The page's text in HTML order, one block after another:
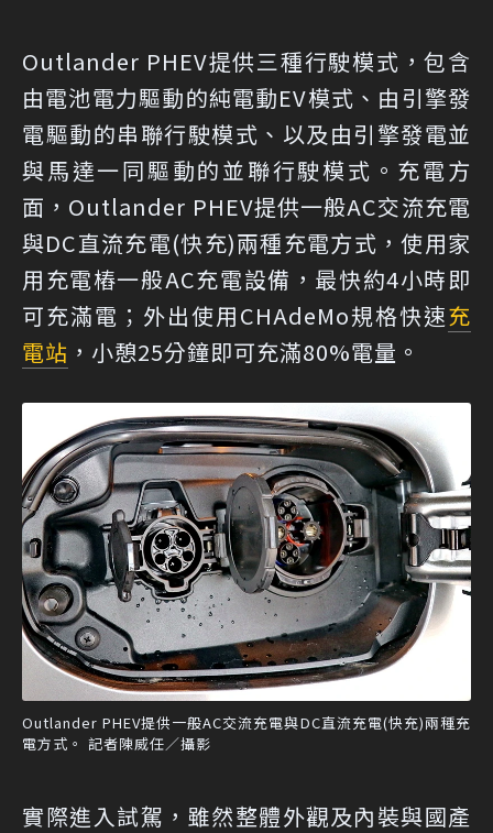
Outlander PHEV提供三種行駛模式，包含
由電池電力驅動的純電動EV模式、由引擎發
電驅動的串聯行駛模式、以及由引擎發電並
與馬達一同驅動的並聯行駛模式。充電方
面，Outlander PHEV提供一般AC交流充電
與DC直流充電(快充)兩種充電方式，使用家
用充電樁一般AC充電設備，最快約4小時即
可充滿電；外出使用CHAdeMo規格快速充
電站 ，小憩25分鐘即可充滿80%電量。
Outlander PHEV提供一般AC交流充電與DC直流充電(快充)兩種充
電方式。 記者陳威任／攝影
實際進入試駕，雖然整體外觀及內裝與國產